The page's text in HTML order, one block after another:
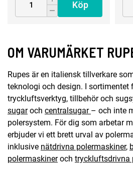
Köp
OM VARUMÄRKET
Rupes är en italiensk tillverkare
teknologi och design. I sortimentet
tryckluftsverktyg, tillbehör och
sugaroch centralsugar – och inte
polersystem. För dig som arbetar
erbjuder vi ett brett urval av
inklusive nätdrivna polermaskiner,
polermaskineroch tryckluftsdrivna